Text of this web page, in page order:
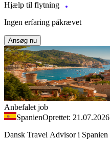
Hjælp til flytning
Ingen erfaring påkrævet
Ansøg nu
Anbefalet job
SpanienOprettet: 21.07.2026